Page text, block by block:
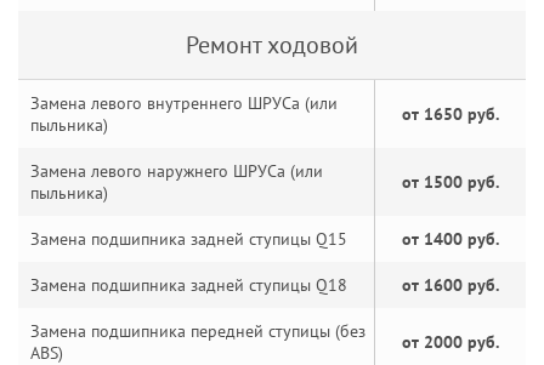
Ремонт ходовой
Замена левого внутреннего ШРУСа (или
пыльника)
от 1650 руб.
Замена левого наружнего ШРУСа (или
пыльника)
от 1500 руб.
Замена подшипника задней ступицы Q15 от 1400 руб.
Замена подшипника задней ступицы Q18 от 1600 руб.
Замена подшипника передней ступицы (без
ABS)
от 2000 руб.